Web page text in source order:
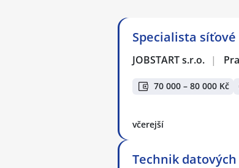
Specialista
JOBSTART s.r.o. |
70 000 – 80 000 Kč
včerejší
Technik